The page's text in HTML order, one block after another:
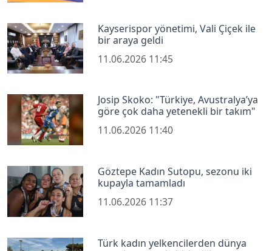
Kayserispor yönetimi, Vali Çiçek ile
bir araya geldi
11.06.2026 11:45
Josip Skoko: "Türkiye, Avustralya’ya
göre çok daha yetenekli bir takım"
11.06.2026 11:40
Göztepe Kadın Sutopu, sezonu iki
kupayla tamamladı
11.06.2026 11:37
Türk kadın yelkencilerden dünya